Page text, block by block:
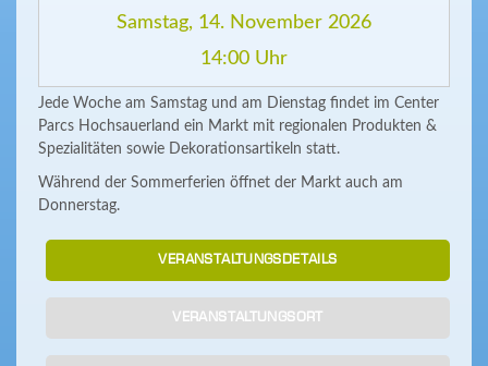
Samstag, 14. November 2026
14:00 Uhr
Jede Woche am Samstag und am Dienstag findet im Center
Parcs Hochsauerland ein Markt mit regionalen Produkten &
Spezialitäten sowie Dekorationsartikeln statt.
Während der Sommerferien öffnet der Markt auch am
Donnerstag.
VERANSTALTUNGSDETAILS
VERANSTALTUNGSORT